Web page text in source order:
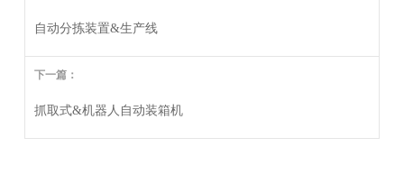
自动分拣装置&生产线
下一篇：
抓取式&机器人自动装箱机